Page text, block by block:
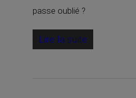
passe oublié ?
Lire la suite